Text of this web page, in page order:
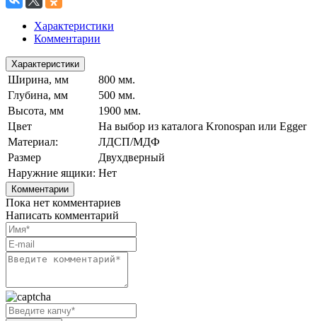
Характеристики
Комментарии
Характеристики
Ширина, мм
800 мм.
Глубина, мм
500 мм.
Высота, мм
1900 мм.
Цвет
На выбор из каталога Kronospan или Egger
Материал:
ЛДСП/МДФ
Размер
Двухдверный
Наружние ящики: Нет
Комментарии
Пока нет комментариев
Написать комментарий